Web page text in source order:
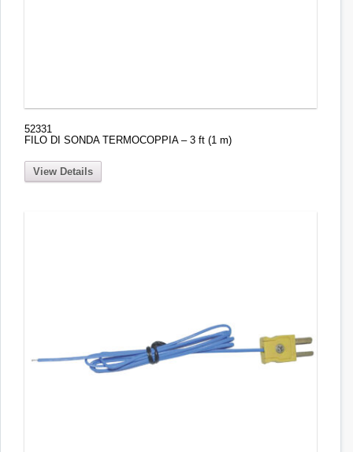
52331
FILO DI SONDA TERMOCOPPIA – 3 ft (1 m)
View Details